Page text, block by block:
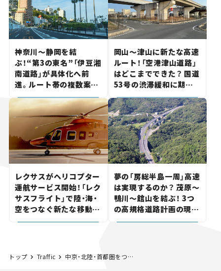
神奈川～静岡を結
ぶ！“第3の東名”「伊豆湘
南道路」が具体化へ前
進。ルート帯の複数案検
討へ。熱海まで信号ゼロ
が実現？ 【いま気になる
道路計画】
岡山～津山に新たな高速
ルート！「空港津山道路」
はどこまでできた？ 国道
53号の渋滞緩和に期待。
岡山市側でも動きが【い
ま気になる道路計画】
レクサスがヘリコプター
運航サービス開始！「レク
サスフライト」で陸・海・
空をつなぐ新たな移動体
験とは
夢の「房総半島一周」高速
は実現するのか？ 茂原～
鴨川～館山を結ぶ！ 3つ
の高規格道路計画の現
状。「館山鴨川道路」で検
トップ Traffic 中京・北陸・首都圏をつなげ！ 中部縦貫道 大野油坂道路で10月28日、新たに9.5kmが開通